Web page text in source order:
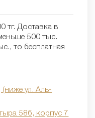
тг. Доставка в
500 тыс.
то бесплатная
ул. Аль-
58б, корпус 7